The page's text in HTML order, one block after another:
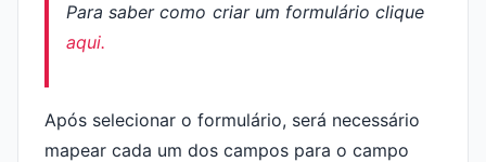
Para saber como criar um formulário clique
aqui.
Após selecionar o formulário, será necessário
mapear cada um dos campos para o campo